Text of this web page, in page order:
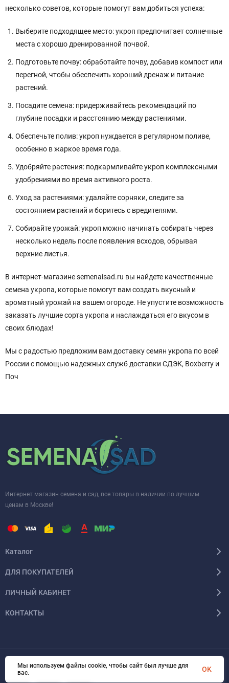
несколько советов, которые помогут вам добиться успеха:
Выберите подходящее место: укроп предпочитает солнечные
места с хорошо дренированной почвой.
Подготовьте почву: обработайте почву, добавив компост или
перегной, чтобы обеспечить хороший дренаж и питание
растений.
Посадите семена: придерживайтесь рекомендаций по
глубине посадки и расстоянию между растениями.
Обеспечьте полив: укроп нуждается в регулярном поливе,
особенно в жаркое время года.
Удобряйте растения: подкармливайте укроп комплексными
удобрениями во время активного роста.
Уход за растениями: удаляйте сорняки, следите за
состоянием растений и боритесь с вредителями.
Собирайте урожай: укроп можно начинать собирать через
несколько недель после появления всходов, обрывая
верхние листья.
В интернет-магазине semenaisad.ru вы найдете качественные
семена укропа, которые помогут вам создать вкусный и
ароматный урожай на вашем огороде. Не упустите возможность
заказать лучшие сорта укропа и наслаждаться его вкусом в
своих блюдах!
Мы с радостью предложим вам доставку семян укропа по всей
России с помощью надежных служб доставки СДЭК, Boxberry и
Поч
Интернет магазин семена и сад, все товары в наличии по лучшим
ценам в Москве!
Каталог
ДЛЯ ПОКУПАТЕЛЕЙ
ЛИЧНЫЙ КАБИНЕТ
КОНТАКТЫ
© 2026 InSale. Все права защищены
Мы используем файлы cookie, чтобы сайт был лучше для
вас.
OK